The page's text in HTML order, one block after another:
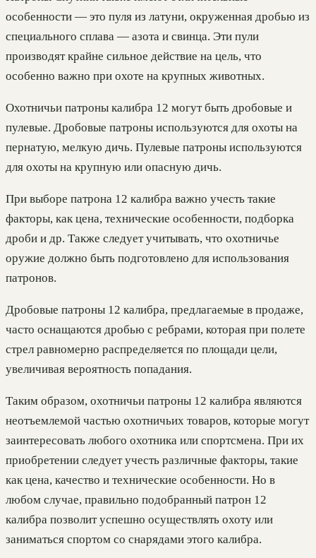
особенности — это пуля из латуни, окруженная дробью из
специального сплава — азота и свинца. Эти пули
производят крайне сильное действие на цель, что
особенно важно при охоте на крупных животных.
Охотничьи патроны калибра 12 могут быть дробовые и
пулевые. Дробовые патроны используются для охоты на
пернатую, мелкую дичь. Пулевые патроны используются
для охоты на крупную или опасную дичь.
При выборе патрона 12 калибра важно учесть такие
факторы, как цена, технические особенности, подборка
дроби и др. Также следует учитывать, что охотничье
оружие должно быть подготовлено для использования
патронов.
Дробовые патроны 12 калибра, предлагаемые в продаже,
часто оснащаются дробью с ребрами, которая при полете
стрел равномерно распределяется по площади цели,
увеличивая вероятность попадания.
Таким образом, охотничьи патроны 12 калибра являются
неотъемлемой частью охотничьих товаров, которые могут
заинтересовать любого охотника или спортсмена. При их
приобретении следует учесть различные факторы, такие
как цена, качество и технические особенности. Но в
любом случае, правильно подобранный патрон 12
калибра позволит успешно осуществлять охоту или
заниматься спортом со снарядами этого калибра.